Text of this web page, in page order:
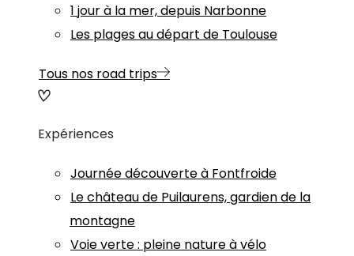
1 jour à la mer, depuis Narbonne
Les plages au départ de Toulouse
Tous nos road trips
Expériences
Journée découverte à Fontfroide
Le château de Puilaurens, gardien de la
montagne
Voie verte : pleine nature à vélo